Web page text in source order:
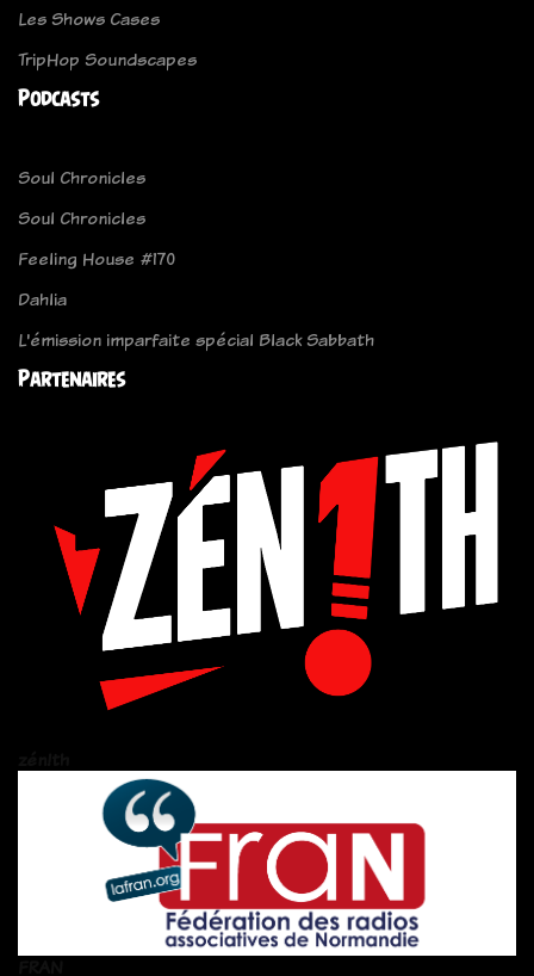
Les Shows Cases
TripHop Soundscapes
Podcasts
Soul Chronicles
Soul Chronicles
Feeling House #170
Dahlia
L'émission imparfaite spécial Black Sabbath
Partenaires